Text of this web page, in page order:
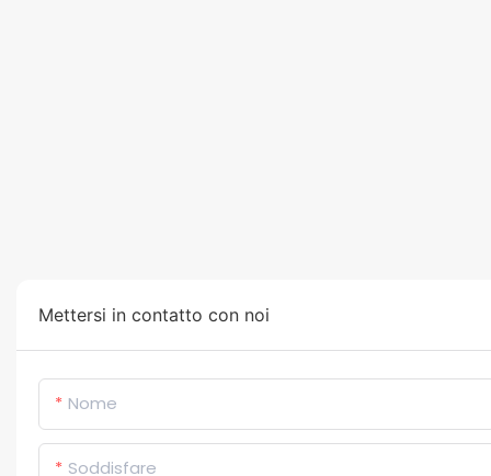
Mettersi in contatto con noi
Nome
Soddisfare